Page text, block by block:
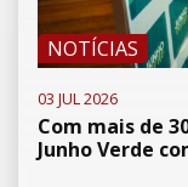
NOTÍCIAS
03 JUL 2026
Com mais de
Junho Verde